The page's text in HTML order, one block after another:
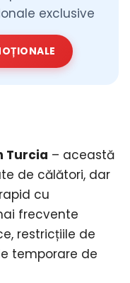
exclusive
Turcia – această
de călători, dar
cu
frecvente
restricțiile de
temporare de